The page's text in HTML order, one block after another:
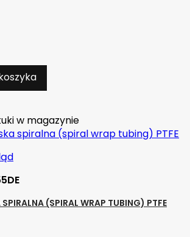
w magazynie
(SPIRAL WRAP TUBING) PTFE